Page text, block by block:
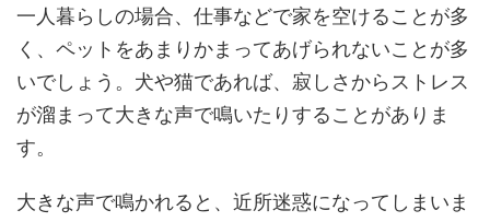
一人暮らしの場合、仕事などで家を空けることが多
く、ペットをあまりかまってあげられないことが多
いでしょう。犬や猫であれば、寂しさからストレス
が溜まって大きな声で鳴いたりすることがありま
す。
大きな声で鳴かれると、近所迷惑になってしまいま